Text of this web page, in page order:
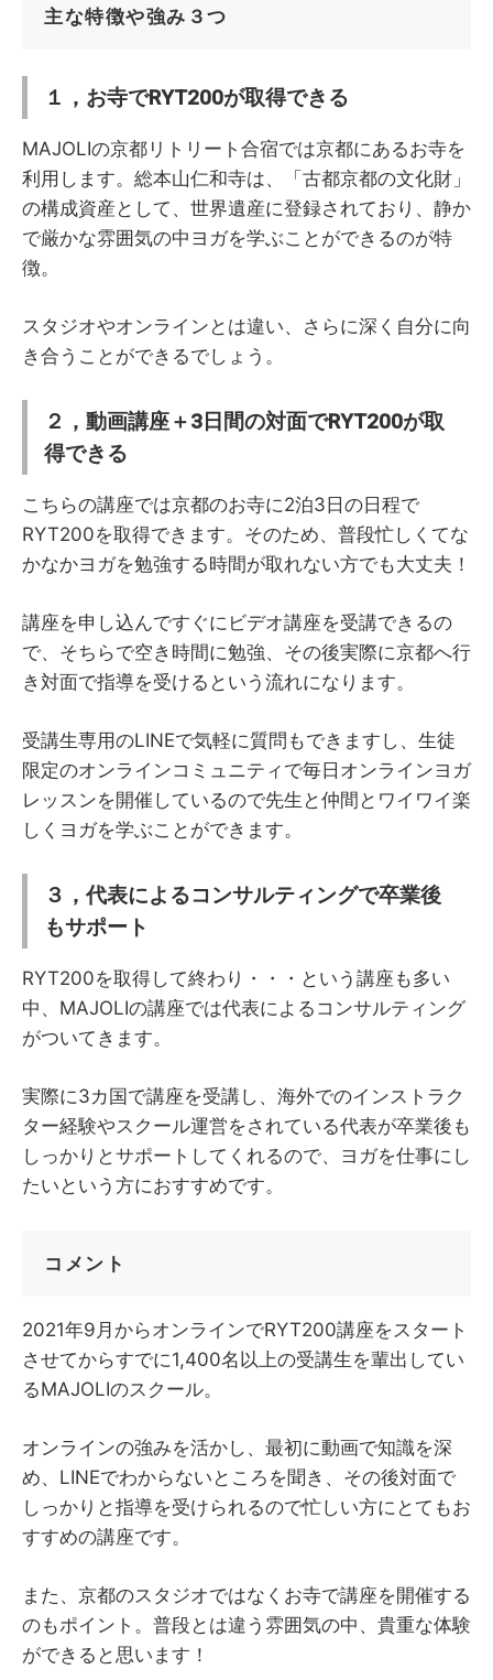
主な特徴や強み３つ
１，お寺でRYT200が取得できる
MAJOLIの京都リトリート合宿では京都にあるお寺を
利用します。総本山仁和寺は、「古都京都の文化財」
の構成資産として、世界遺産に登録されており、静か
で厳かな雰囲気の中ヨガを学ぶことができるのが特
徴。
スタジオやオンラインとは違い、さらに深く自分に向
き合うことができるでしょう。
２，動画講座＋3日間の対面でRYT200が取
得できる
こちらの講座では京都のお寺に2泊3日の日程で
RYT200を取得できます。そのため、普段忙しくてな
かなかヨガを勉強する時間が取れない方でも大丈夫！
講座を申し込んですぐにビデオ講座を受講できるの
で、そちらで空き時間に勉強、その後実際に京都へ行
き対面で指導を受けるという流れになります。
受講生専用のLINEで気軽に質問もできますし、生徒
限定のオンラインコミュニティで毎日オンラインヨガ
レッスンを開催しているので先生と仲間とワイワイ楽
しくヨガを学ぶことができます。
３，代表によるコンサルティングで卒業後
もサポート
RYT200を取得して終わり・・・という講座も多い
中、MAJOLIの講座では代表によるコンサルティング
がついてきます。
実際に3カ国で講座を受講し、海外でのインストラク
ター経験やスクール運営をされている代表が卒業後も
しっかりとサポートしてくれるので、ヨガを仕事にし
たいという方におすすめです。
コメント
2021年9月からオンラインでRYT200講座をスタート
させてからすでに1,400名以上の受講生を輩出してい
るMAJOLIのスクール。
オンラインの強みを活かし、最初に動画で知識を深
め、LINEでわからないところを聞き、その後対面で
しっかりと指導を受けられるので忙しい方にとてもお
すすめの講座です。
また、京都のスタジオではなくお寺で講座を開催する
のもポイント。普段とは違う雰囲気の中、貴重な体験
ができると思います！